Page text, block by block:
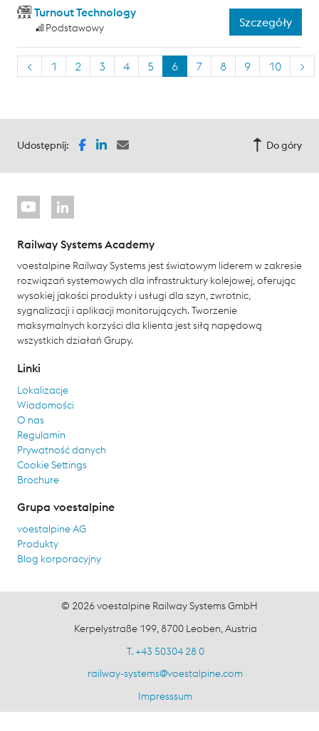
Turnout Technology
Podstawowy Szczegóły
< 1 2 3 4 5 6 7 8 9 10 >
Udostępnij: Do góry
Railway Systems Academy
voestalpine Railway Systems jest światowym liderem w zakresie
rozwiązań systemowych dla infrastruktury kolejowej, oferując
wysokiej jakości produkty i usługi dla szyn, zwrotnic,
sygnalizacji i aplikacji monitorujących. Tworzenie
maksymalnych korzyści dla klienta jest siłą napędową
wszystkich działań Grupy.
Linki
Lokalizacje
Wiadomości
O nas
Regulamin
Prywatność danych
Cookie Settings
Brochure
Grupa voestalpine
voestalpine AG
Produkty
Blog korporacyjny
© 2026 voestalpine Railway Systems GmbH
Kerpelystraße 199, 8700 Leoben, Austria
T. +43 50304 28 0
railway-systems@voestalpine.com
Impresssum